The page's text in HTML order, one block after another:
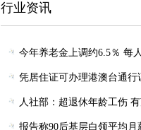
行业资讯
今年养老金上调约6.5％ 每
凭居住证可办理港澳台通行
人社部：超退休年龄工伤
报告称90后基层白领平均月